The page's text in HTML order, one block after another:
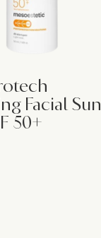
Facial Sun
50+